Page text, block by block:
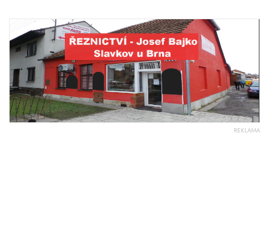
REKLAMA